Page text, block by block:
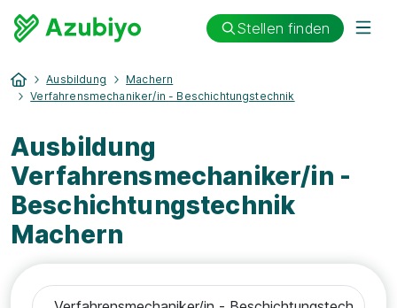
Stellen finden
Ausbildung
Machern
Verfahrensmechaniker/in - Beschichtungstechnik
Ausbildung
Verfahrensmechaniker/in -
Beschichtungstechnik
Machern